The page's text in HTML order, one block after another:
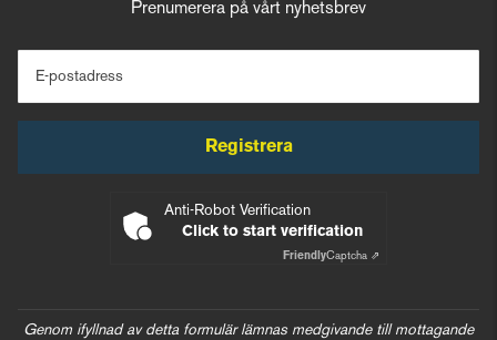
Prenumerera på vårt nyhetsbrev
E-postadress
Registrera
Anti-Robot Verification
Click to start verification
FriendlyCaptcha ⇗
Genom ifyllnad av detta formulär lämnas medgivande till mottagande